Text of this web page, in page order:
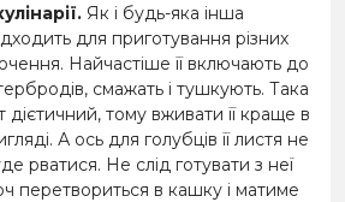
Як і будь-яка інша
для приготування різних
Найчастіше її включають до
смажать і тушкують. Така
тому вживати її краще в
А ось для голубців її листя не
рватися. Не слід готувати з неї
перетвориться в кашку і матиме